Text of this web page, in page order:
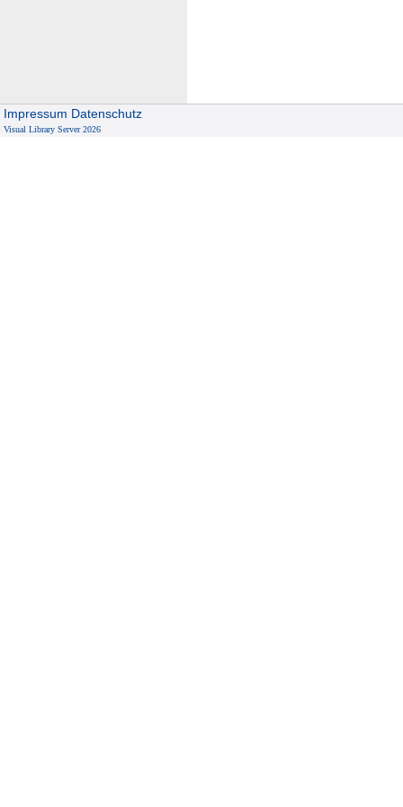
Impressum Datenschutz
Visual Library Server 2026